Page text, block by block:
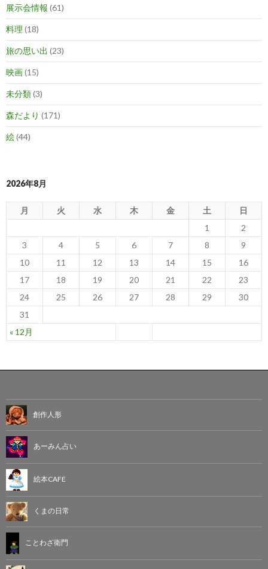
展示会情報 (61)
料理 (18)
旅の思い出 (23)
映画(15)
未分類(3)
森だより (171)
絵(44)
2026年8月
月 火 水 木 金 土 日
« 12月
1
2
3
4 5 6 7 8
9
10
11 12 13 14 15
16
17
18 19 20 21 22
23
24
25 26 27 28 29
30
31
創作人形
あーみん占い
絵本CAFE
くまの日常
ことわざ衛門